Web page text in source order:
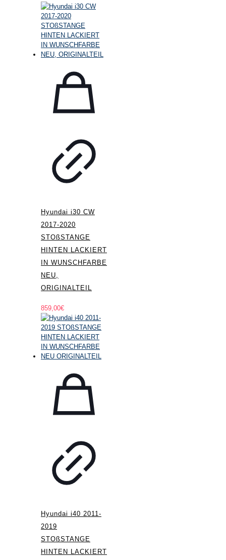
Hyundai i30 CW
2017-2020
STOßSTANGE
HINTEN LACKIERT
IN WUNSCHFARBE
NEU,
ORIGINALTEIL
859,00€
Hyundai i40 2011-
2019
STOßSTANGE
HINTEN LACKIERT